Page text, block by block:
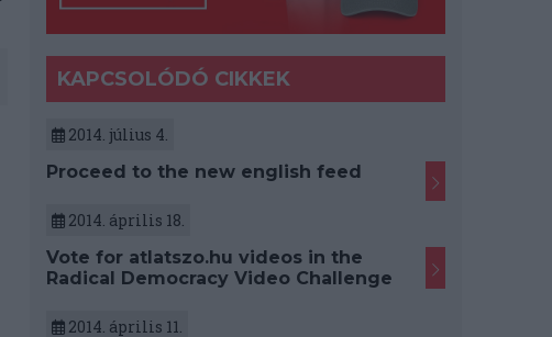
KAPCSOLÓDÓ CIKKEK
2014. július 4.
Proceed to the new english feed
2014. április 18.
Vote for atlatszo.hu videos in the
Radical Democracy Video Challenge
2014. április 11.